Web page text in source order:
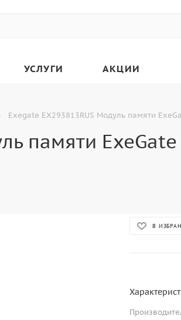
УСЛУГИ АКЦИИ
Exegate EX293813RUS Модуль памяти
памяти
В